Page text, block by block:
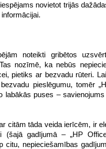
novietot trijās
noteikti gribētos
nozīmē, ka nebūs
pietiks ar bezvadu rūteri.
pieslēgumu, tomēr
labākās puses –
citām tāda veida ierīcēm, ir
gadījumā – „HP
citu, nepieciešamības